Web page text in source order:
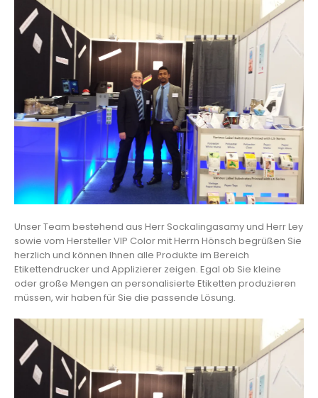
Unser Team bestehend aus Herr Sockalingasamy und Herr Ley
sowie vom Hersteller VIP Color mit Herrn Hönsch begrüßen Sie
herzlich und können Ihnen alle Produkte im Bereich
Etikettendrucker und Applizierer zeigen. Egal ob Sie kleine
oder große Mengen an personalisierte Etiketten produzieren
müssen, wir haben für Sie die passende Lösung.